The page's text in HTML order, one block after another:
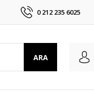
0 212 235 6025
ARA